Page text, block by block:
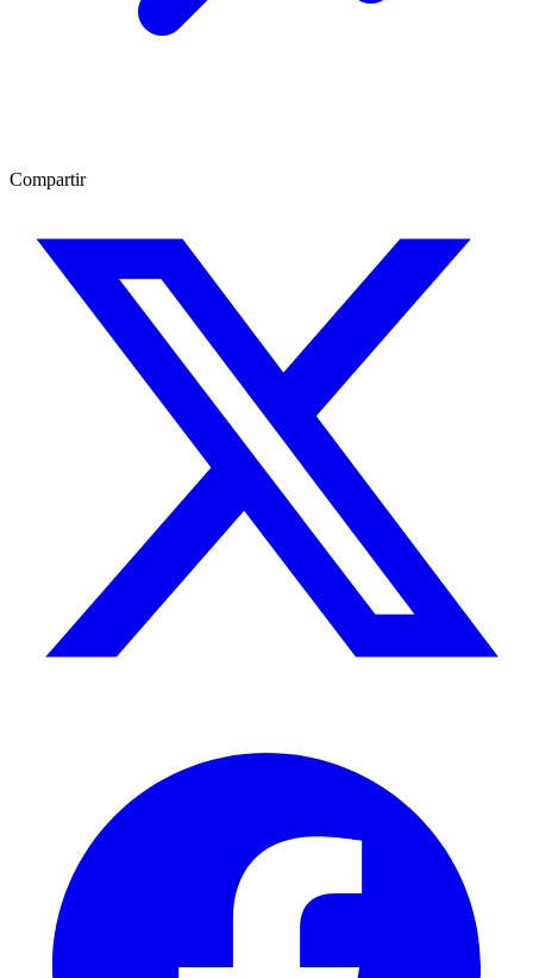
Compartir